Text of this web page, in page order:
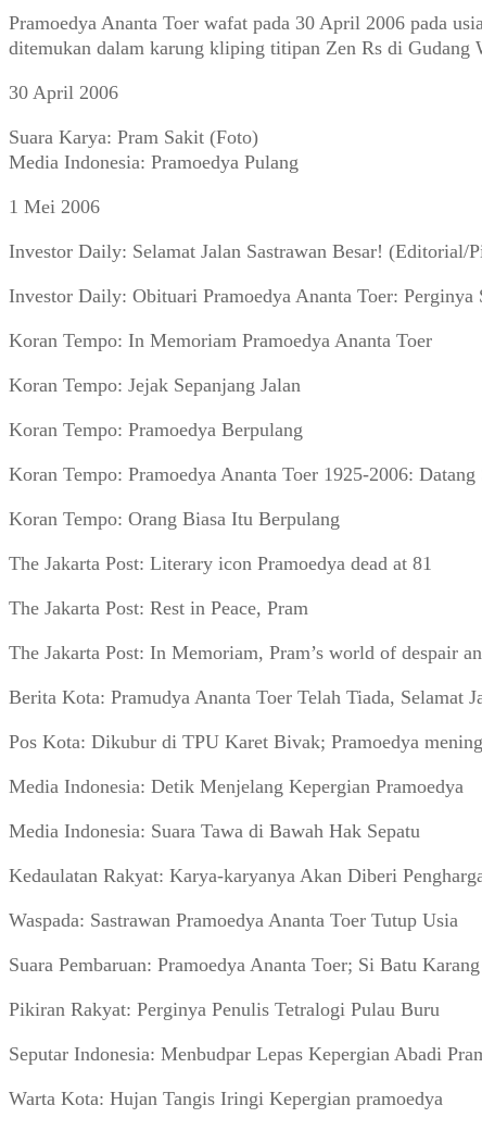
Pramoedya Ananta Toer wafat pada 30 April 2006 pada
ditemukan dalam karung kliping titipan Zen Rs di Gudang
30 April 2006
Suara Karya: Pram Sakit (Foto)
Media Indonesia: Pramoedya Pulang
1 Mei 2006
Investor Daily: Selamat Jalan Sastrawan Besar! (Editorial/
Investor Daily: Obituari Pramoedya Ananta Toer: Perginya
Koran Tempo: In Memoriam Pramoedya Ananta Toer
Koran Tempo: Jejak Sepanjang Jalan
Koran Tempo: Pramoedya Berpulang
Koran Tempo: Pramoedya Ananta Toer 1925-2006:
Koran Tempo: Orang Biasa Itu Berpulang
The Jakarta Post: Literary icon Pramoedya dead at 81
The Jakarta Post: Rest in Peace, Pram
The Jakarta Post: In Memoriam, Pram’s world of despair
Berita Kota: Pramudya Ananta Toer Telah Tiada, Selamat
Pos Kota: Dikubur di TPU Karet Bivak; Pramoedya
Media Indonesia: Detik Menjelang Kepergian Pramoedya
Media Indonesia: Suara Tawa di Bawah Hak Sepatu
Kedaulatan Rakyat: Karya-karyanya Akan Diberi
Waspada: Sastrawan Pramoedya Ananta Toer Tutup Usia
Suara Pembaruan: Pramoedya Ananta Toer; Si Batu
Pikiran Rakyat: Perginya Penulis Tetralogi Pulau Buru
Seputar Indonesia: Menbudpar Lepas Kepergian Abadi
Warta Kota: Hujan Tangis Iringi Kepergian pramoedya